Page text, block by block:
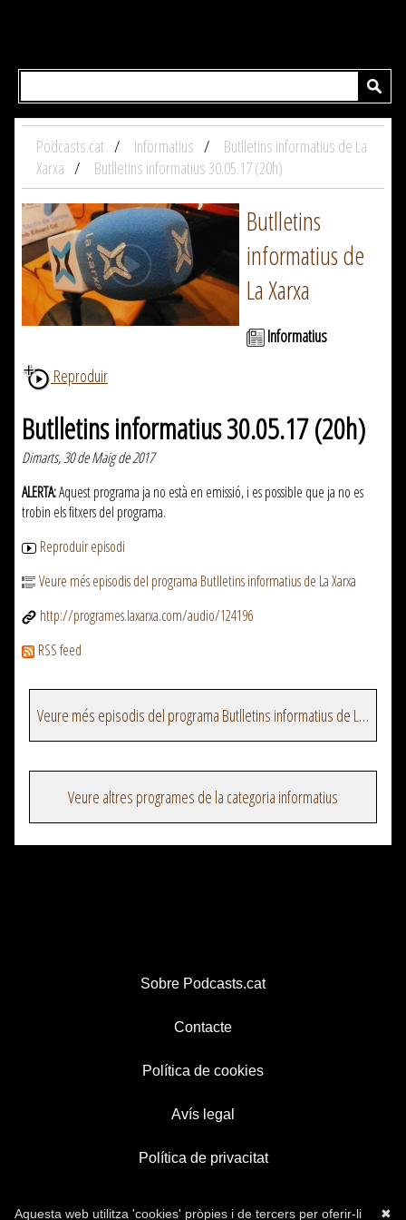
Podcasts.cat Informatius
Butlletins informatius de La
Xarxa
Butlletins informatius 30.05.17 (20h)
Butlletins
informatius de
La Xarxa
Informatius
Reproduir
Butlletins informatius 30.05.17 (20h)
Dimarts, 30 de Maig de 2017
ALERTA:Aquest programa ja no està en emissió, i es possible que ja no es
trobin els fitxers del programa.
Reproduir episodi
Veure més episodis del programa Butlletins informatius de La Xarxa
http://programes.laxarxa.com/audio/124196
RSS feed
Veure més episodis del programa Butlletins informatius de La Xarxa
Veure altres programes de la categoria informatius
Sobre Podcasts.cat
Contacte
Política de cookies
Avís legal
Política de privacitat
✖
Aquesta web utilitza 'cookies' pròpies i de tercers per oferir-li